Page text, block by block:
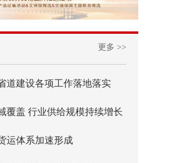
更多 >>
道建设各项工作落地落实
覆盖 行业供给规模持续增长
运体系加速形成